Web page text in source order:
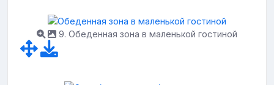
9. Обеденная зона в маленькой гостиной